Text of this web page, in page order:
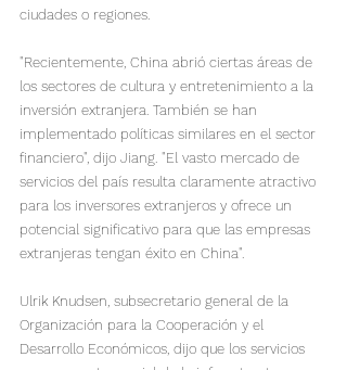
ciudades o regiones.
"Recientemente, China abrió ciertas áreas de
los sectores de cultura y entretenimiento a la
inversión extranjera. También se han
implementado políticas similares en el sector
financiero", dijo Jiang. "El vasto mercado de
servicios del país resulta claramente atractivo
para los inversores extranjeros y ofrece un
potencial significativo para que las empresas
extranjeras tengan éxito en China".
Ulrik Knudsen, subsecretario general de la
Organización para la Cooperación y el
Desarrollo Económicos, dijo que los servicios